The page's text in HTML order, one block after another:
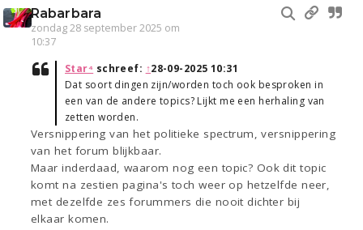
Rabarbara
zondag 28 september 2025 om
10:37
Star⁴ schreef: ↑28-09-2025 10:31
Dat soort dingen zijn/worden toch ook besproken in
een van de andere topics? Lijkt me een herhaling van
zetten worden.
Versnippering van het politieke spectrum, versnippering
van het forum blijkbaar.
Maar inderdaad, waarom nog een topic? Ook dit topic
komt na zestien pagina's toch weer op hetzelfde neer,
met dezelfde zes forummers die nooit dichter bij
elkaar komen.